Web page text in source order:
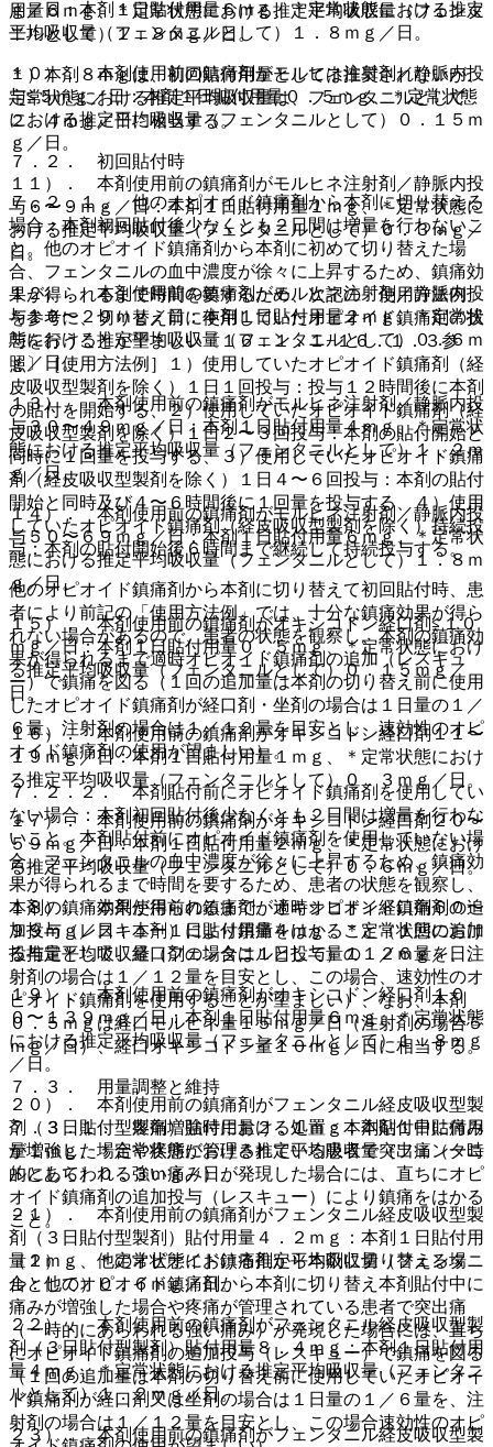
用量６ｍｇ、＊定常状態における推定平均吸収量（フェンタ
ニルとして）１．８ｍｇ／日。
＊）本剤８ｍｇは、初回貼付用量としては推奨されないが、
定常状態における推定平均吸収量は、フェンタニルとして
２．４ｍｇ／日に相当する。
７．２． 初回貼付時
７．２．１． 他のオピオイド鎮痛剤から本剤に切り替える
場合：本剤初回貼付後少なくとも２日間は増量を行わないこ
と。他のオピオイド鎮痛剤から本剤に初めて切り替えた場
合、フェンタニルの血中濃度が徐々に上昇するため、鎮痛効
果が得られるまで時間を要するため、次記の「使用方法例」
を参考に、切り替え前に使用していたオピオイド鎮痛剤の投
与を行うことが望ましい〔１６．１．１−１６．１．３参
照〕［使用方法例］１）使用していたオピオイド鎮痛剤（経
皮吸収型製剤を除く）１日１回投与：投与１２時間後に本剤
の貼付を開始する、２）使用していたオピオイド鎮痛剤（経
皮吸収型製剤を除く）１日２〜３回投与：本剤の貼付開始と
同時に１回量を投与する、３）使用していたオピオイド鎮痛
剤（経皮吸収型製剤を除く）１日４〜６回投与：本剤の貼付
開始と同時及び４〜６時間後に１回量を投与する、４）使用
していたオピオイド鎮痛剤（経皮吸収型製剤を除く）持続投
与：本剤の貼付開始後６時間まで継続して持続投与する。
他のオピオイド鎮痛剤から本剤に切り替えて初回貼付時、患
者により前記の「使用方法例」では、十分な鎮痛効果が得ら
れない場合があるので、患者の状態を観察し、本剤の鎮痛効
果が得られるまで適時オピオイド鎮痛剤の追加（レスキュ
ー）で鎮痛を図る（１回の追加量は本剤の切り替え前に使用
したオピオイド鎮痛剤が経口剤・坐剤の場合は１日量の１／
６量、注射剤の場合は１／１２量を目安とし、速効性のオピ
オイド鎮痛剤の使用が望ましい）。
７．２．２． 本剤貼付前にオピオイド鎮痛剤を使用してい
ない場合：本剤初回貼付後少なくとも２日間は増量を行わな
いこと。本剤貼付前にオピオイド鎮痛剤を使用していない場
合、フェンタニルの血中濃度が徐々に上昇するため、鎮痛効
果が得られるまで時間を要するため、患者の状態を観察し、
本剤の鎮痛効果が得られるまで、適時オピオイド鎮痛剤の追
加投与（レスキュー）により鎮痛をはかること（１回の追加
投与量として、経口剤の場合は１日投与量の１／６量を、注
射剤の場合は１／１２量を目安とし、この場合、速効性のオ
ピオイド鎮痛剤を使用することが望ましい）、なお、本剤
０．５ｍｇは経口モルヒネ量１５ｍｇ／日（注射剤の場合５
ｍｇ／日）、経口オキシコドン量１０ｍｇ／日に相当する。
７．３． 用量調整と維持
７．３．１． 疼痛増強時における処置：本剤貼付中に痛み
が増強した場合や疼痛が管理されている患者で突出痛（一時
的にあらわれる強い痛み）が発現した場合には、直ちにオピ
オイド鎮痛剤の追加投与（レスキュー）により鎮痛をはかる
こと。
（１）． 他のオピオイド鎮痛剤から本剤に切り替える場
合：他のオピオイド鎮痛剤から本剤に切り替え本剤貼付中に
痛みが増強した場合や疼痛が管理されている患者で突出痛
（一時的にあらわれる強い痛み）が発現した場合には、直ち
にオピオイド鎮痛剤の追加投与（レスキュー）で鎮痛を図る
（１回の追加量は本剤の切り替え前に使用していたオピオイ
ド鎮痛剤が経口剤又は坐剤の場合は１日量の１／６量を、注
射剤の場合は１／１２量を目安とし、この場合速効性のオピ
ｇ／日：本剤１日貼付用量６ｍｇ、＊定常状態における推定
平均吸収量（フェンタニルとして）１．８ｍｇ／日。
１０）． 本剤使用前の鎮痛剤がモルヒネ注射剤／静脈内投
与≦５ｍｇ／日：本剤１日貼付用量０．５ｍｇ、＊定常状態
における推定平均吸収量（フェンタニルとして）０．１５ｍ
ｇ／日。
１１）． 本剤使用前の鎮痛剤がモルヒネ注射剤／静脈内投
与６〜９ｍｇ／日：本剤１日貼付用量１ｍｇ、＊定常状態に
おける推定平均吸収量（フェンタニルとして）０．３ｍｇ／
日。
１２）． 本剤使用前の鎮痛剤がモルヒネ注射剤／静脈内投
与１０〜２９ｍｇ／日：本剤１日貼付用量２ｍｇ、＊定常状
態における推定平均吸収量（フェンタニルとして）０．６ｍ
ｇ／日。
１３）． 本剤使用前の鎮痛剤がモルヒネ注射剤／静脈内投
与３０〜４９ｍｇ／日：本剤１日貼付用量４ｍｇ、＊定常状
態における推定平均吸収量（フェンタニルとして）１．２ｍ
ｇ／日。
１４）． 本剤使用前の鎮痛剤がモルヒネ注射剤／静脈内投
与５０〜６９ｍｇ／日：本剤１日貼付用量６ｍｇ、＊定常状
態における推定平均吸収量（フェンタニルとして）１．８ｍ
ｇ／日。
１５）． 本剤使用前の鎮痛剤がオキシコドン経口剤≦１０
ｍｇ／日：本剤１日貼付用量０．５ｍｇ、＊定常状態におけ
る推定平均吸収量（フェンタニルとして）０．１５ｍｇ／
日。
１６）． 本剤使用前の鎮痛剤がオキシコドン経口剤１１〜
１９ｍｇ／日：本剤１日貼付用量１ｍｇ、＊定常状態におけ
る推定平均吸収量（フェンタニルとして）０．３ｍｇ／日。
１７）． 本剤使用前の鎮痛剤がオキシコドン経口剤２０〜
５９ｍｇ／日：本剤１日貼付用量２ｍｇ、＊定常状態におけ
る推定平均吸収量（フェンタニルとして）０．６ｍｇ／日。
１８）． 本剤使用前の鎮痛剤がオキシコドン経口剤６０〜
９９ｍｇ／日：本剤１日貼付用量４ｍｇ、＊定常状態におけ
る推定平均吸収量（フェンタニルとして）１．２ｍｇ／日。
１９）． 本剤使用前の鎮痛剤がオキシコドン経口剤１０
０〜１３９ｍｇ／日：本剤１日貼付用量６ｍｇ、＊定常状態
における推定平均吸収量（フェンタニルとして）１．８ｍｇ
／日。
２０）． 本剤使用前の鎮痛剤がフェンタニル経皮吸収型製
剤（３日貼付型製剤）貼付用量２．１ｍｇ：本剤１日貼付用
量１ｍｇ、＊定常状態における推定平均吸収量（フェンタニ
ルとして）０．３ｍｇ／日。
２１）． 本剤使用前の鎮痛剤がフェンタニル経皮吸収型製
剤（３日貼付型製剤）貼付用量４．２ｍｇ：本剤１日貼付用
量２ｍｇ、＊定常状態における推定平均吸収量（フェンタニ
ルとして）０．６ｍｇ／日。
２２）． 本剤使用前の鎮痛剤がフェンタニル経皮吸収型製
剤（３日貼付型製剤）貼付用量８．４ｍｇ：本剤１日貼付用
量４ｍｇ、＊定常状態における推定平均吸収量（フェンタニ
ルとして）１．２ｍｇ／日。
２３）． 本剤使用前の鎮痛剤がフェンタニル経皮吸収型製